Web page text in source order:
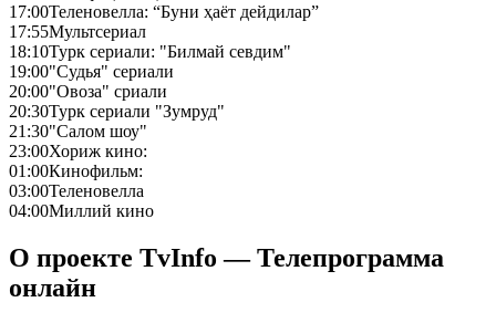
17:00Теленовелла: “Буни ҳаёт дейдилар”
17:55Мультсериал
18:10Турк сериали: "Билмай севдим"
19:00"Судья" сериали
20:00"Овоза" сриали
20:30Турк сериали "Зумруд"
21:30"Салом шоу"
23:00Хориж кино:
01:00Кинофильм:
03:00Теленовелла
04:00Миллий кино
О проекте TvInfo — Телепрограмма
онлайн